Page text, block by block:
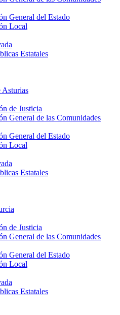
General del Estado
Local
Estatales
Asturias
de Justicia
General de las Comunidades
General del Estado
Local
Estatales
de Justicia
General de las Comunidades
General del Estado
Local
Estatales